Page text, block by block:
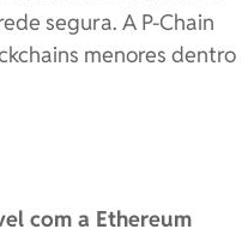
segura. A P-Chain
menores dentro
com a Ethereum